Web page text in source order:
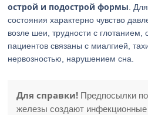
острой и подострой формы .
состояния характерно чувство
возле шеи, трудности с
пациентов связаны с миалгией,
нервозностью, нарушением сна.
Для справки! Предпосылки
железы создают инфекционные